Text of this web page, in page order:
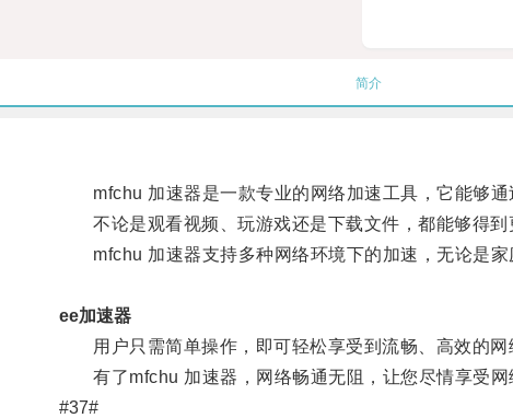
简介
mfchu 加速器是一款专业的网络加速工具，它能够通
不论是观看视频、玩游戏还是下载文件，都能够得到
mfchu 加速器支持多种网络环境下的加速，无论是家
ee加速器
用户只需简单操作，即可轻松享受到流畅、高效的网
有了mfchu 加速器，网络畅通无阻，让您尽情享受网
#37#